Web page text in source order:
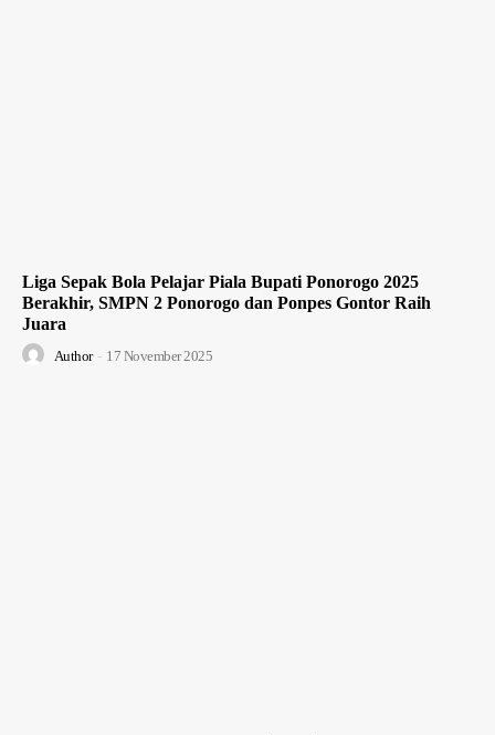
Liga Sepak Bola Pelajar Piala Bupati Ponorogo 2025
Berakhir, SMPN 2 Ponorogo dan Ponpes Gontor Raih
Juara
Author - 17 November 2025